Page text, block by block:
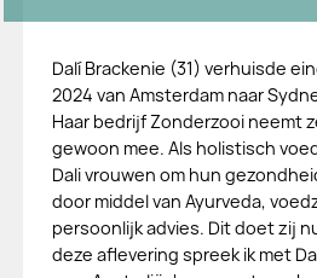
Dalí Brackenie (31) verhuisde
2024 van Amsterdam naar
Haar bedrijf Zonderzooi neemt
gewoon mee. Als holistisch
Dali vrouwen om hun
door middel van Ayurveda,
persoonlijk advies. Dit doet zij
deze aflevering spreek ik met